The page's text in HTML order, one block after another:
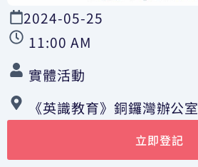
預約諮詢
2024-05-25
11:00 AM
實體活動
《英識教育》銅鑼灣辦公室
立即登記